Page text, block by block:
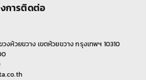
การติดต่อ
วงห้วยขวาง เขตห้วยขวาง กรุงเทพฯ 10310